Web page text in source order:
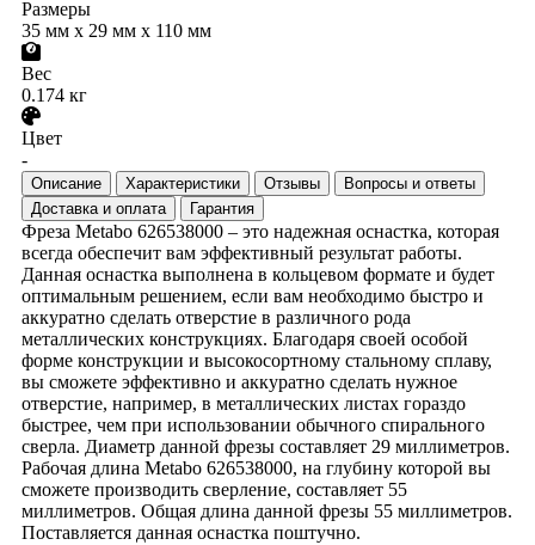
Размеры
35 мм x 29 мм x 110 мм
Вес
0.174 кг
Цвет
-
Описание Характеристики Отзывы
Вопросы и ответы
Доставка и оплата
Гарантия
Фреза Metabo 626538000 – это надежная оснастка, которая
всегда обеспечит вам эффективный результат работы.
Данная оснастка выполнена в кольцевом формате и будет
оптимальным решением, если вам необходимо быстро и
аккуратно сделать отверстие в различного рода
металлических конструкциях. Благодаря своей особой
форме конструкции и высокосортному стальному сплаву,
вы сможете эффективно и аккуратно сделать нужное
отверстие, например, в металлических листах гораздо
быстрее, чем при использовании обычного спирального
сверла. Диаметр данной фрезы составляет 29 миллиметров.
Рабочая длина Metabo 626538000, на глубину которой вы
сможете производить сверление, составляет 55
миллиметров. Общая длина данной фрезы 55 миллиметров.
Поставляется данная оснастка поштучно.